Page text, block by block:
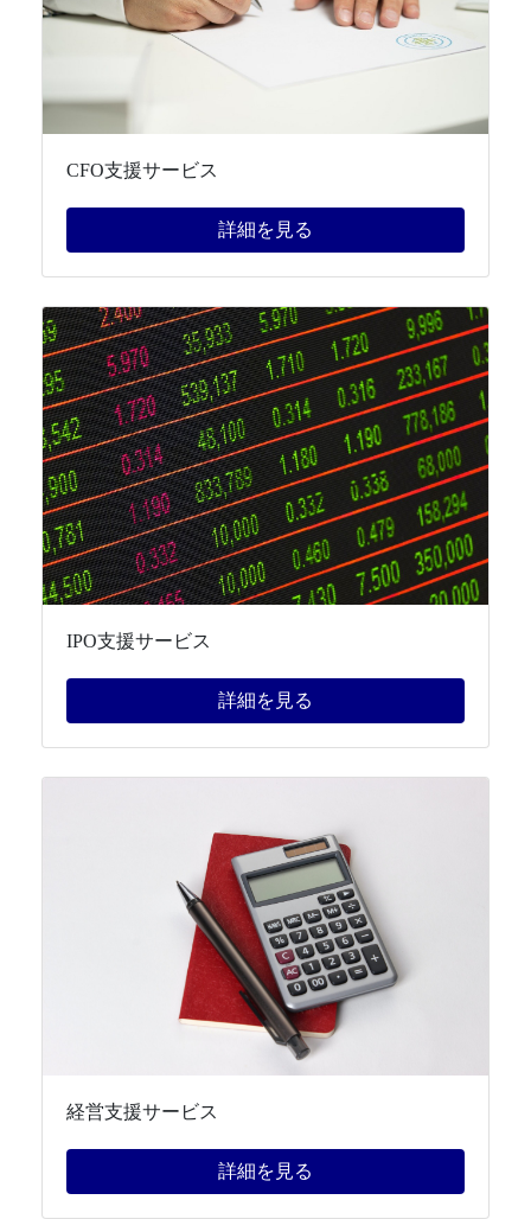
CFO支援サービス
詳細を見る
IPO支援サービス
詳細を見る
経営支援サービス
詳細を見る